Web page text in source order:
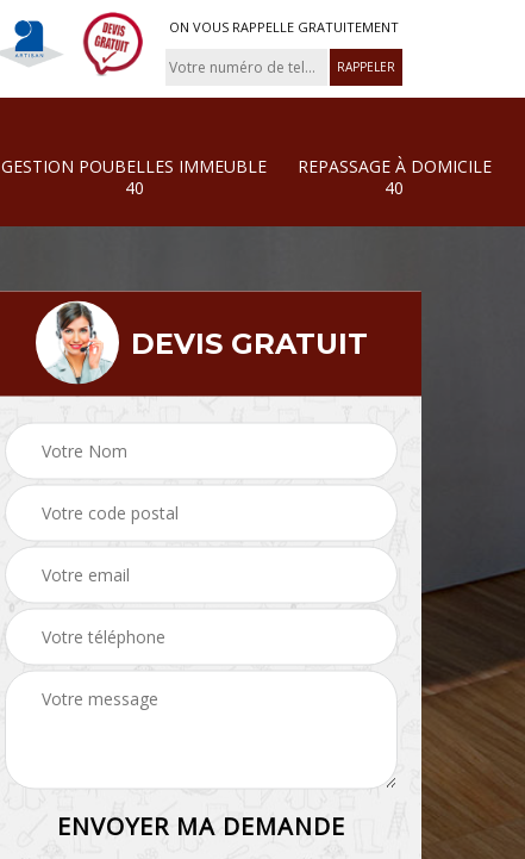
ON VOUS RAPPELLE GRATUITEMENT
GESTION POUBELLES IMMEUBLE
40
REPASSAGE À DOMICILE
40
DEVIS GRATUIT